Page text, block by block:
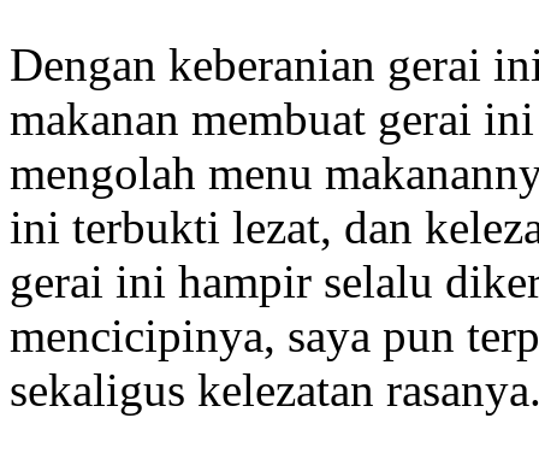
Dengan keberanian gerai
makanan membuat gerai
mengolah menu
ini terbukti lezat, dan
gerai ini hampir selalu
mencicipinya, saya pun
sekaligus kelezatan